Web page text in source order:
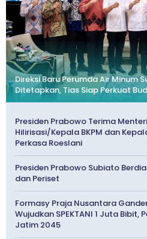
Direksi Baru Perumda Air Minum
Ditetapkan, Tias Siap Perkuat
Presiden Prabowo Terima
Hilirisasi/Kepala BKPM dan
Perkasa Roeslani
Presiden Prabowo Subiato
dan Periset
Formasy Praja Nusantara
Wujudkan SPEKTANI 1 Juta
Jatim 2045